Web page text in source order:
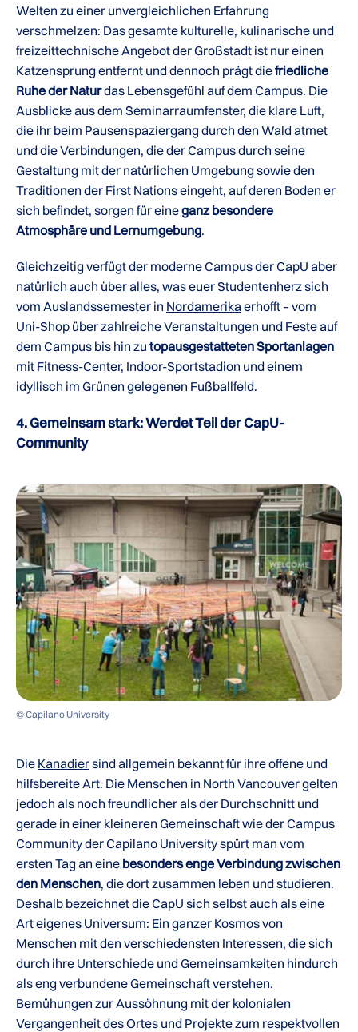
Welten zu einer unvergleichlichen Erfahrung
verschmelzen: Das gesamte kulturelle, kulinarische und
freizeittechnische Angebot der Großstadt ist nur einen
Katzensprung entfernt und dennoch prägt diefriedliche
Ruhe der Naturdas Lebensgefühl auf dem Campus. Die
Ausblicke aus dem Seminarraumfenster, die klare Luft,
die ihr beim Pausenspaziergang durch den Wald atmet
und die Verbindungen, die der Campus durch seine
Gestaltung mit der natürlichen Umgebung sowie den
Traditionen der First Nations eingeht, auf deren Boden er
sich befindet, sorgen für eineganz besondere
Atmosphäre und Lernumgebung.
Gleichzeitig verfügt der moderne Campus der CapU aber
natürlich auch über alles, was euer Studentenherz sich
vom Auslandssemester in Nordamerikaerhofft – vom
Uni-Shop über zahlreiche Veranstaltungen und Feste auf
dem Campus bis hin zu topausgestatteten Sportanlagen
mit Fitness-Center, Indoor-Sportstadion und einem
idyllisch im Grünen gelegenen Fußballfeld.
4. Gemeinsam stark: Werdet Teil der CapU-
Community
© Capilano University
Die Kanadiersind allgemein bekannt für ihre offene und
hilfsbereite Art. Die Menschen in North Vancouver gelten
jedoch als noch freundlicher als der Durchschnitt und
gerade in einer kleineren Gemeinschaft wie der Campus
Community der Capilano University spürt man vom
ersten Tag an eine besonders enge Verbindung zwischen
den Menschen, die dort zusammen leben und studieren.
Deshalb bezeichnet die CapU sich selbst auch als eine
Art eigenes Universum: Ein ganzer Kosmos von
Menschen mit den verschiedensten Interessen, die sich
durch ihre Unterschiede und Gemeinsamkeiten hindurch
als eng verbundene Gemeinschaft verstehen.
Bemühungen zur Aussöhnung mit der kolonialen
Vergangenheit des Ortes und Projekte zum respektvollen